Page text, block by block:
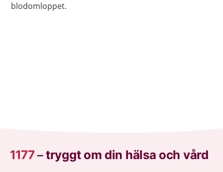
blodomloppet.
1177–tryggt om din hälsa och vård